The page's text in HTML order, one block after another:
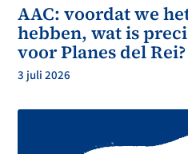
AAC: voordat we
hebben, wat is
voor Planes del Rei?
3 juli 2026